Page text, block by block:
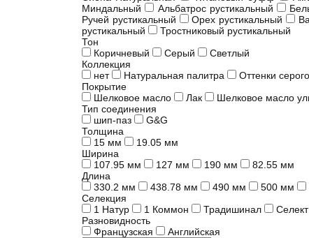
Миндальный
Альбатрос рустикальный
Ручей рустикальный
Орех рустикальный
рустикальный
Тростниковый рустикальный
Тон
Коричневый
Серый
Светлый
Коллекция
нет
Натуральная палитра Оттенки серого
Покрытие
Шелковое масло
Лак Шелковое масло
Тип соединения
шип-паз
G&G
Толщина
15 мм
19.05 мм
Ширина
107.95 мм
127 мм 190 мм
82.55 мм
Длина
330.2 мм
438.78 мм 490 мм 500 мм
Селекция
1 Натур
1 Коммон Традишинал
Разновидность
Французская
Английская